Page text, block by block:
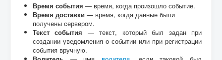
Время события — время, когда произошло событие.
Время доставки — время, когда данные были
получены сервером.
Текст события — текст, который был задан при
создании уведомления о событии или при регистрации
события вручную.